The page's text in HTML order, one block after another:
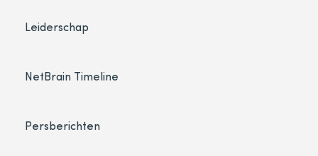
Leiderschap
NetBrain Timeline
Persberichten